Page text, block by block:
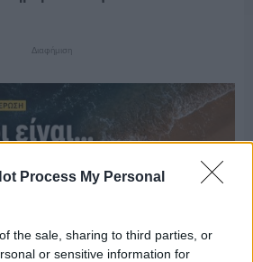
Process My Personal
the sale, sharing to third parties, or
or sensitive information for
Διαφήμιση